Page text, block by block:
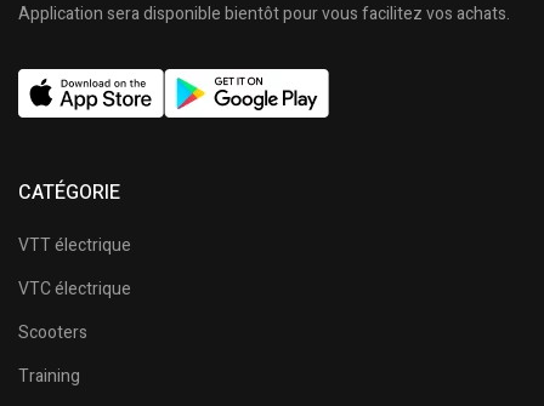
Application sera disponible bientôt pour vous facilitez vos achats.
CATÉGORIE
VTT électrique
VTC électrique
Scooters
Training